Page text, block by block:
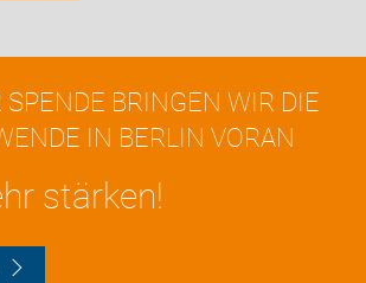
BRINGEN WIR DIE
IN BERLIN VORAN
stärken!